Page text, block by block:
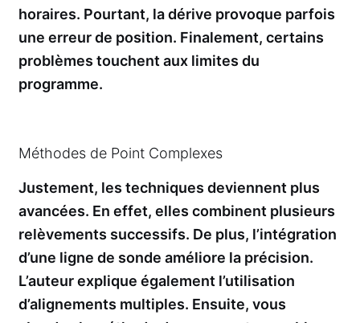
horaires. Pourtant, la dérive provoque parfois
une erreur de position. Finalement, certains
problèmes touchent aux limites du
programme.
Méthodes de Point Complexes
Justement, les techniques deviennent plus
avancées. En effet, elles combinent plusieurs
relèvements successifs. De plus, l’intégration
d’une ligne de sonde améliore la précision.
L’auteur explique également l’utilisation
d’alignements multiples. Ensuite, vous